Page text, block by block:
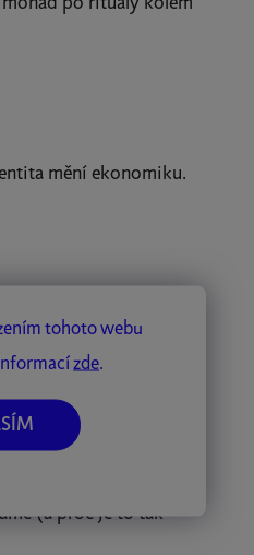
tohoto webu
zde.
mění ekonomiku.
si ještě nikdo
za to proscrollovat
(a proč je to tak